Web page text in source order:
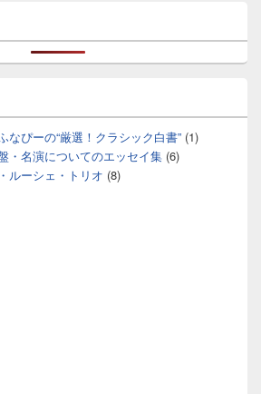
なぴーの“厳選！クラシック白書” (1)
・名演についてのエッセイ集 (6)
ルーシェ・トリオ (8)